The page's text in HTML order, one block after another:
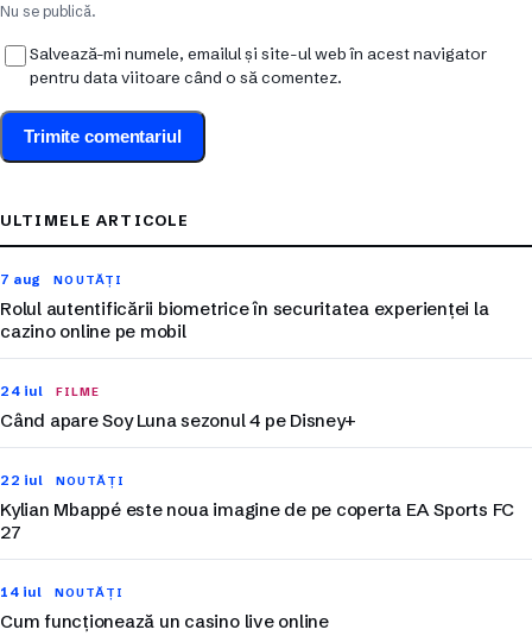
Nu se publică.
Salvează-mi numele, emailul și site-ul web în acest navigator
pentru data viitoare când o să comentez.
ULTIMELE ARTICOLE
7 aug NOUTĂȚI
Rolul autentificării biometrice în securitatea experienței la
cazino online pe mobil
24 iul FILME
Când apare Soy Luna sezonul 4 pe Disney+
22 iul NOUTĂȚI
Kylian Mbappé este noua imagine de pe coperta EA Sports FC
27
14 iul NOUTĂȚI
Cum funcționează un casino live online